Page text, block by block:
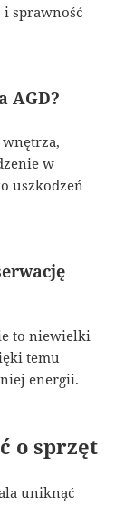
i sprawność
AGD?
wnętrza,
w
uszkodzeń
to niewielki
temu
energii.
o sprzęt
uniknąć